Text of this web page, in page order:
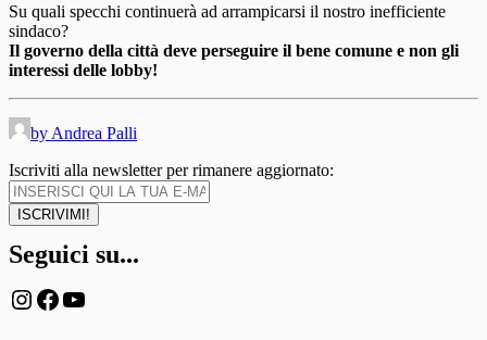
Su quali specchi continuerà ad arrampicarsi il nostro inefficiente
sindaco?
Il governo della città deve perseguire il bene comune e non gli
interessi delle lobby!
by Andrea Palli
Iscriviti alla newsletter per rimanere aggiornato:
Seguici su...
Instagram
Facebook
YouTube